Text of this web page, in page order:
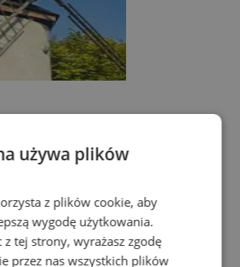
używa plików
z plików cookie, aby
wygodę użytkowania.
z tej strony, wyrażasz zgodę
przez nas wszystkich plików